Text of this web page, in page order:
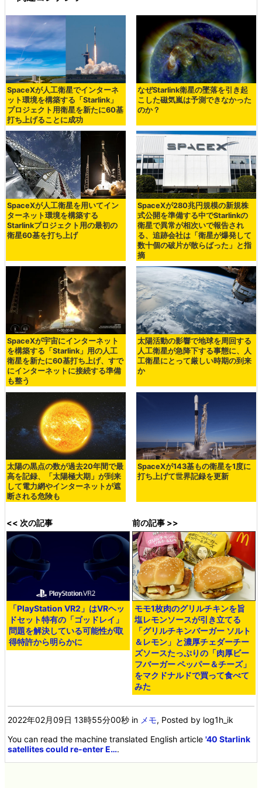
SpaceXが人工衛星でインターネ
ット環境を構築する「Starlink」
プロジェクト用衛星を新たに60基
打ち上げることに成功
なぜStarlink衛星の墜落を引き起
こした磁気嵐は予測できなかった
のか？
SpaceXが人工衛星を用いてイン
ターネット環境を構築する
Starlinkプロジェクト用の最初の
衛星60基を打ち上げ
SpaceXが280兆円規模の新規株
式公開を準備する中でStarlinkの
衛星で異常が相次いで報告され
る、追跡会社は「衛星が爆発して
数十個の破片が散らばった」と指
摘
SpaceXが宇宙にインターネット
を構築する「Starlink」用の人工
衛星を新たに60基打ち上げ、すで
にインターネットに接続する準備
も整う
太陽活動の影響で地球を周回する
人工衛星が急降下する事態に、人
工衛星にとって厳しい時期の到来
か
太陽の黒点の数が過去20年間で最
高を記録、「太陽極大期」が到来
して電力網やインターネットが遮
断される危険も
SpaceXが143基もの衛星を1度に
打ち上げて世界記録を更新
<< 次の記事
「PlayStation VR2」はVRヘッ
ドセット特有の「ゴッドレイ」
問題を解決している可能性が取
得特許から明らかに
前の記事 >>
モモ1枚肉のグリルチキンを旨
塩レモンソースが引き立てる
「グリルチキンバーガー ソルト
＆レモン」と濃厚チェダーチー
ズソースたっぷりの「肉厚ビー
フバーガー ペッパー＆チーズ」
をマクドナルドで買って食べて
みた
2022年02月09日 13時55分00秒 in メモ, Posted by log1h_ik
You can read the machine translated English article'40 Starlink
satellites could re-enter E….